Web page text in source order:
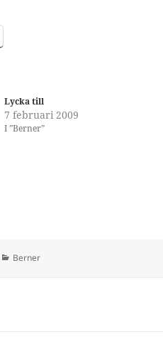
Lycka till
7 februari 2009
I ”Berner”
Kategorier
Berner